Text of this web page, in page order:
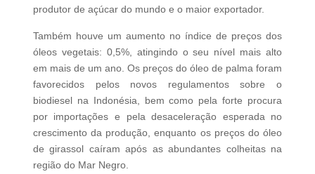
produtor de açúcar do mundo e o maior exportador.
Também houve um aumento no índice de preços dos
óleos vegetais: 0,5%, atingindo o seu nível mais alto
em mais de um ano. Os preços do óleo de palma foram
favorecidos pelos novos regulamentos sobre o
biodiesel na Indonésia, bem como pela forte procura
por importações e pela desaceleração esperada no
crescimento da produção, enquanto os preços do óleo
de girassol caíram após as abundantes colheitas na
região do Mar Negro.